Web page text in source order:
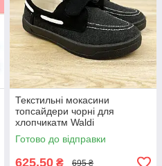
Текстильні мокасини
топсайдери чорні для
хлопчикатм Waldi
Готово до відправки
625,50 ₴ 695 ₴